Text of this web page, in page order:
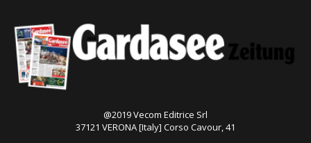
@2019 Vecom Editrice Srl
37121 VERONA [Italy] Corso Cavour, 41